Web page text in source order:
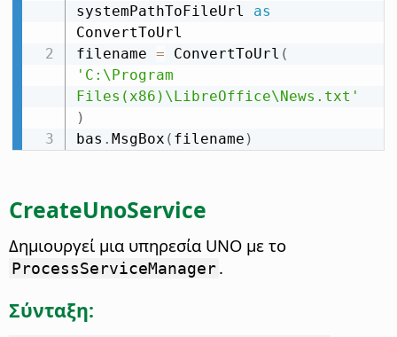
systemPathToFileUrl as
ConvertToUrl
filename = ConvertToUrl (
'C:\Program
Files(x86)\LibreOffice\News.txt'
)
bas . MsgBox ( filename )
CreateUnoService
Δημιουργεί μια υπηρεσία UNO με το
ProcessServiceManager.
Σύνταξη: